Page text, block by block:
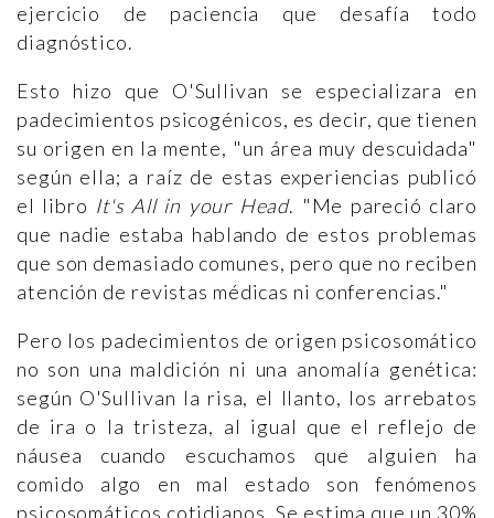
ejercicio de paciencia que desafía todo
diagnóstico.
Esto hizo que O'Sullivan se especializara en
padecimientos psicogénicos, es decir, que tienen
su origen en la mente, "un área muy descuidada"
según ella; a raíz de estas experiencias publicó
el libro It's All in your Head. "Me pareció claro
que nadie estaba hablando de estos problemas
que son demasiado comunes, pero que no reciben
atención de revistas médicas ni conferencias."
Pero los padecimientos de origen psicosomático
no son una maldición ni una anomalía genética:
según O'Sullivan la risa, el llanto, los arrebatos
de ira o la tristeza, al igual que el reflejo de
náusea cuando escuchamos que alguien ha
comido algo en mal estado son fenómenos
psicosomáticos cotidianos. Se estima que un 30%